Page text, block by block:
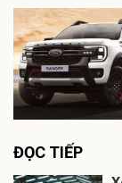
ĐỌC TIẾP